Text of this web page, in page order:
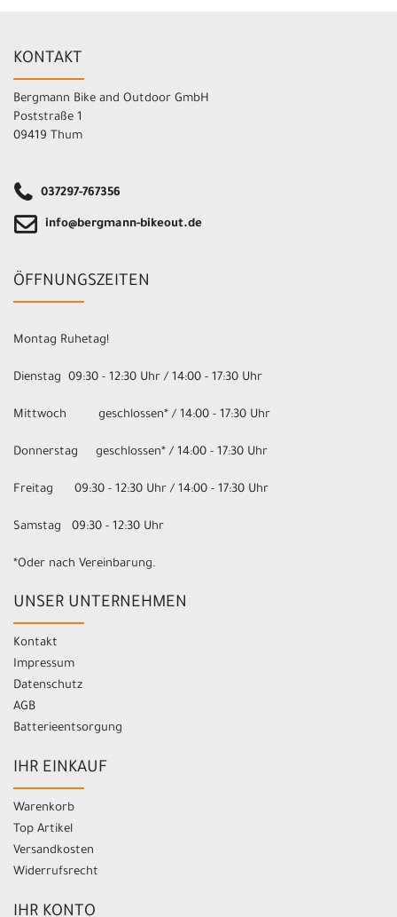
KONTAKT
Bergmann Bike and Outdoor GmbH
Poststraße 1
09419 Thum
037297-767356
info@bergmann-bikeout.de
ÖFFNUNGSZEITEN
Montag Ruhetag!
Dienstag 09:30 - 12:30 Uhr / 14:00 - 17:30 Uhr
Mittwoch geschlossen* / 14:00 - 17:30 Uhr
Donnerstag geschlossen* / 14:00 - 17:30 Uhr
Freitag 09:30 - 12:30 Uhr / 14:00 - 17:30 Uhr
Samstag 09:30 - 12:30 Uhr
*Oder nach Vereinbarung.
UNSER UNTERNEHMEN
Kontakt
Impressum
Datenschutz
AGB
Batterieentsorgung
IHR EINKAUF
Warenkorb
Top Artikel
Versandkosten
Widerrufsrecht
IHR KONTO